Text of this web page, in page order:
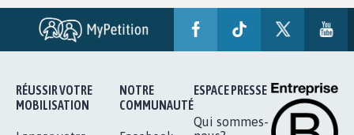
RÉUSSIR VOTRE
MOBILISATION
NOTRE
COMMUNAUTÉ
ESPACE PRESSE
Qui sommes-